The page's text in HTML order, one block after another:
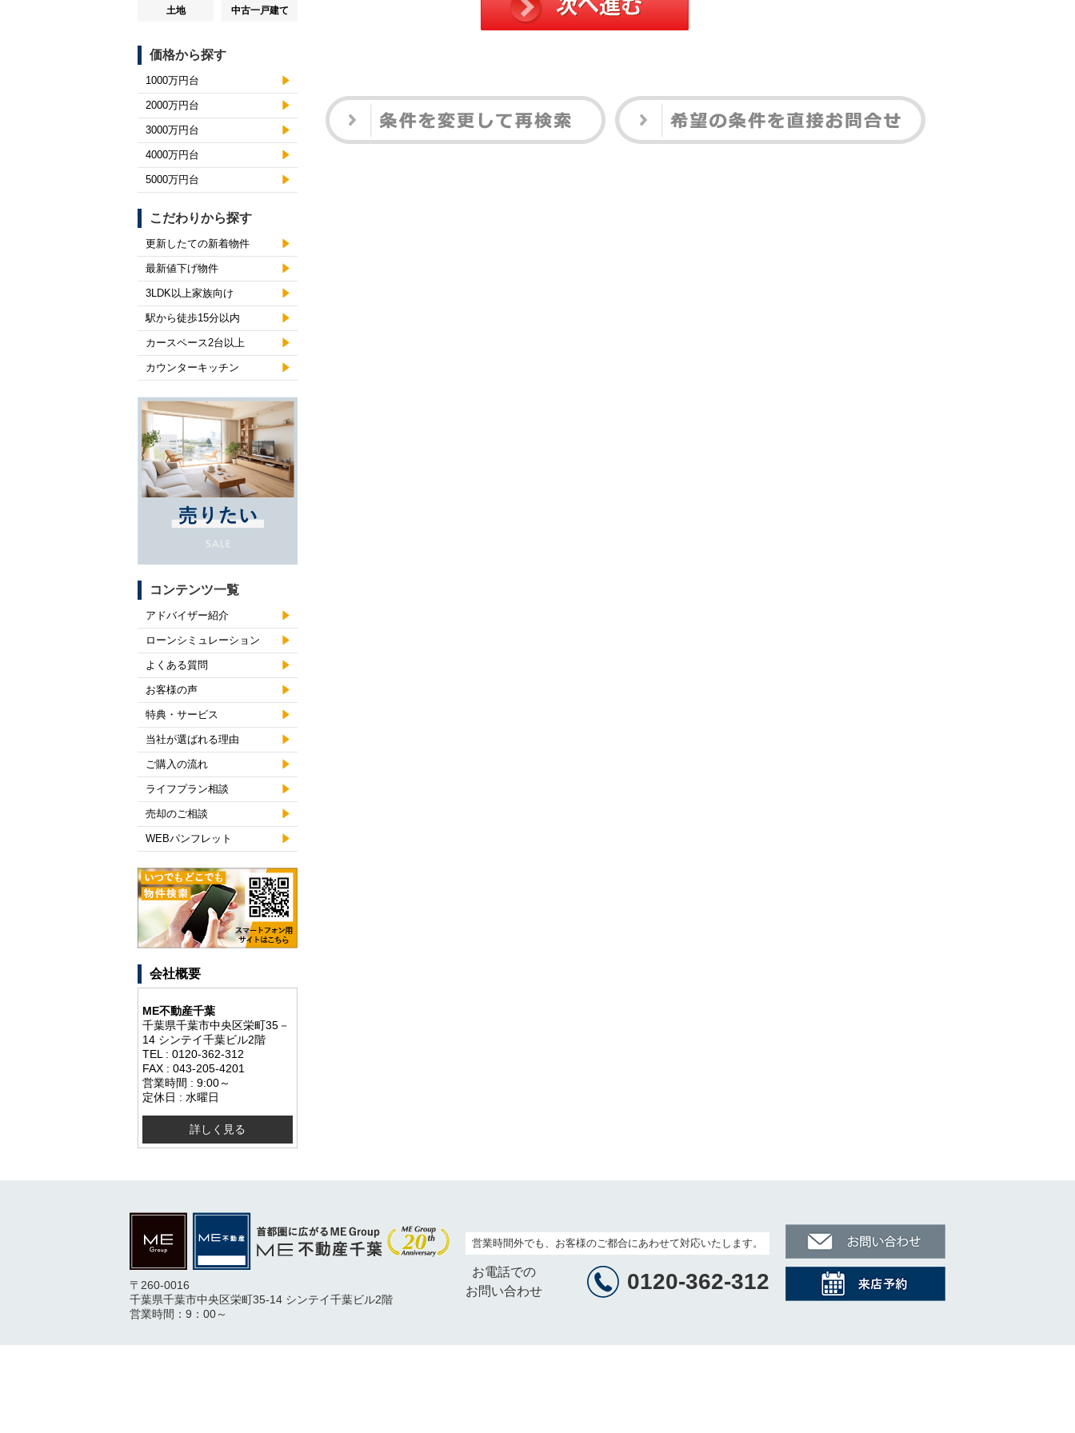
土地 中古一戸建て
価格から探す
1000万円台
2000万円台
3000万円台
4000万円台
5000万円台
こだわりから探す
更新したての新着物件
最新値下げ物件
3LDK以上家族向け
駅から徒歩15分以内
カースペース2台以上
カウンターキッチン
コンテンツ一覧
アドバイザー紹介
ローンシミュレーション
よくある質問
お客様の声
特典・サービス
当社が選ばれる理由
ご購入の流れ
ライフプラン相談
売却のご相談
WEBパンフレット
会社概要
ME不動産千葉
千葉県千葉市中央区栄町35－
14 シンテイ千葉ビル2階
TEL : 0120-362-312
FAX : 043-205-4201
営業時間 : 9:00～
定休日 : 水曜日
詳しく見る
〒260-0016
千葉県千葉市中央区栄町35-14 シンテイ千葉ビル2階
営業時間：9：00～
営業時間外でも、お客様のご都合にあわせて対応いたします。
お電話での
お問い合わせ
0120-362-312